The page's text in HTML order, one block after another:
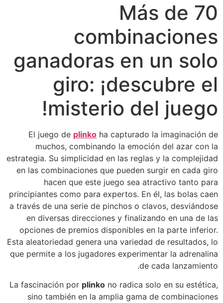
Más de 70
combinaciones
ganadoras en un solo
giro: ¡descubre el
misterio del juego!
El juego de plinko ha capturado la imaginación de
muchos, combinando la emoción del azar con la
estrategia. Su simplicidad en las reglas y la complejidad
en las combinaciones que pueden surgir en cada giro
hacen que este juego sea atractivo tanto para
principiantes como para expertos. En él, las bolas caen
a través de una serie de pinchos o clavos, desviándose
en diversas direcciones y finalizando en una de las
opciones de premios disponibles en la parte inferior.
Esta aleatoriedad genera una variedad de resultados, lo
que permite a los jugadores experimentar la adrenalina
de cada lanzamiento.
La fascinación por plinko no radica solo en su estética,
sino también en la amplia gama de combinaciones